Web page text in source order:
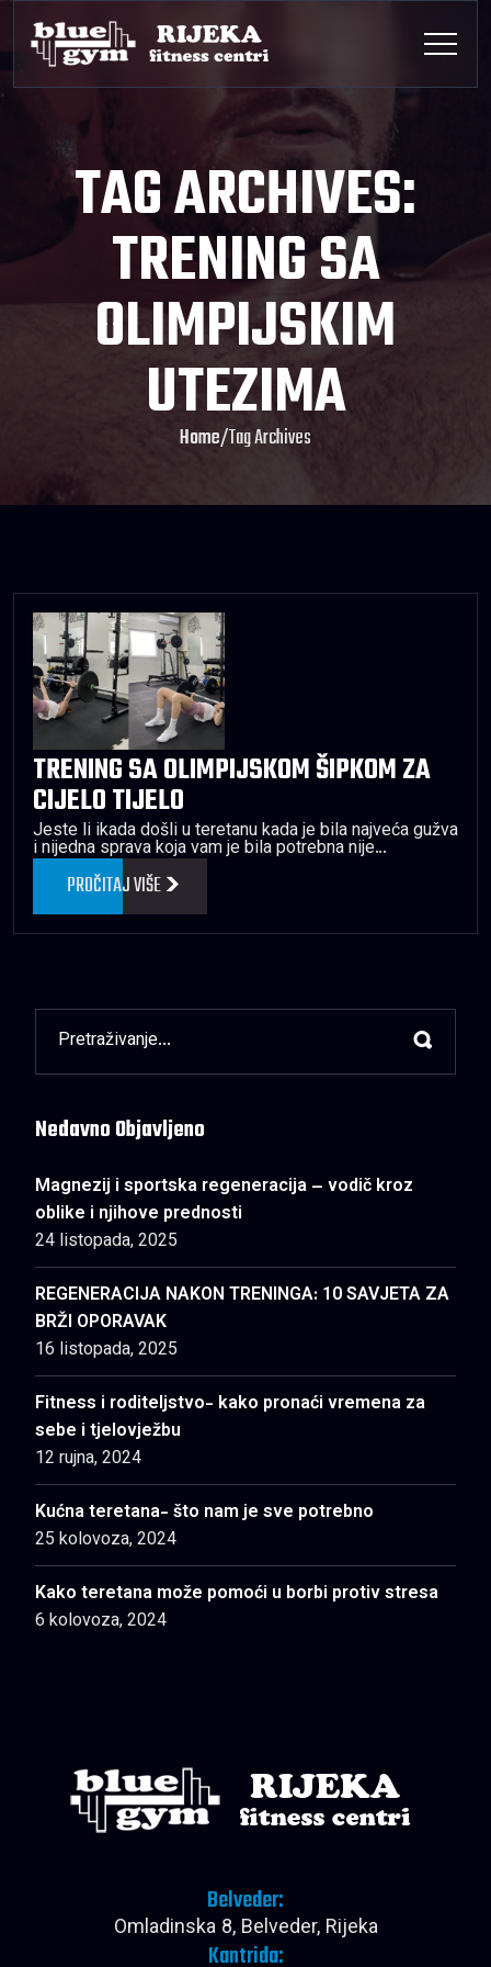
TAG ARCHIVES:
TRENING SA
OLIMPIJSKIM
UTEZIMA
Home/Tag Archives
TRENING SA OLIMPIJSKOM ŠIPKOM ZA
CIJELO TIJELO
Jeste li ikada došli u teretanu kada je bila najveća gužva
i nijedna sprava koja vam je bila potrebna nije…
PROČITAJ VIŠE
Nedavno Objavljeno
Magnezij i sportska regeneracija – vodič kroz
oblike i njihove prednosti
24 listopada, 2025
REGENERACIJA NAKON TRENINGA: 10 SAVJETA ZA
BRŽI OPORAVAK
16 listopada, 2025
Fitness i roditeljstvo- kako pronaći vremena za
sebe i tjelovježbu
12 rujna, 2024
Kućna teretana- što nam je sve potrebno
25 kolovoza, 2024
Kako teretana može pomoći u borbi protiv stresa
6 kolovoza, 2024
Belveder:
Omladinska 8, Belveder, Rijeka
Kantrida: